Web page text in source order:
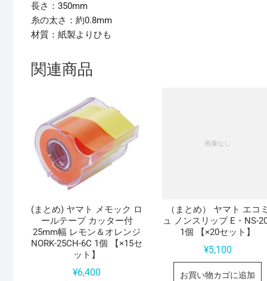
長さ：350mm
糸の太さ：約0.8mm
材質：紙製よりひも
関連商品
(まとめ) ヤマト メモック ロ
ールテープ カッター付
25mm幅 レモン＆オレンジ
NORK-25CH-6C 1個 【×15セ
ット】
¥6,400
（まとめ） ヤマト エコ
ュ ノンスリップ E・NS-
1個 【×20セット】
¥5,100
お買い物カゴに追加